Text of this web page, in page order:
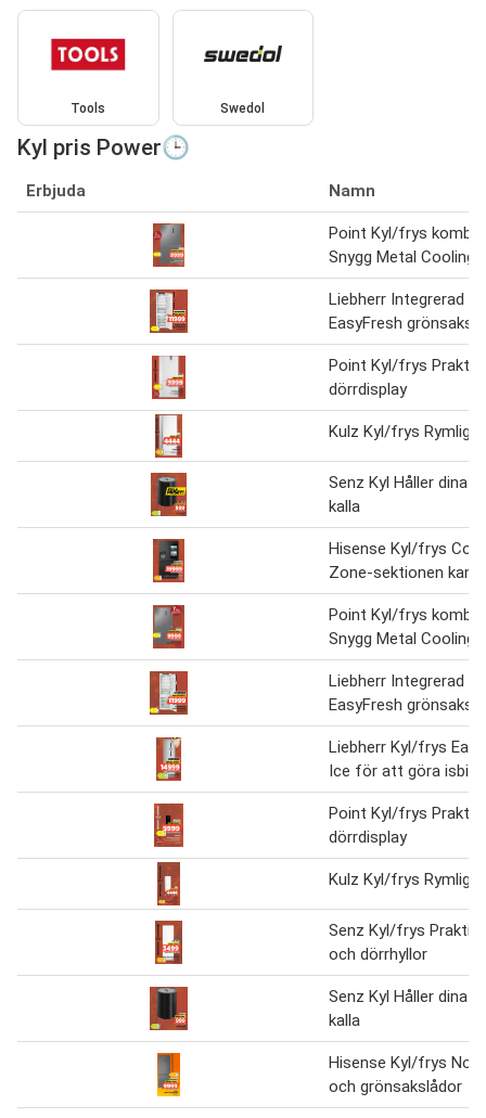
Tools Swedol
Kyl pris Power🕒
Erbjuda Namn
Point Kyl/frys
Snygg Metal
Liebherr Integrerad
EasyFresh
Point Kyl/frys
dörrdisplay
Kulz Kyl/frys Rymliga
Senz Kyl Håller dina
kalla
Hisense Kyl/frys
Zone-sektionen kan
Point Kyl/frys
Snygg Metal
Liebherr Integrerad
EasyFresh
Liebherr Kyl/frys
Ice för att göra
Point Kyl/frys
dörrdisplay
Kulz Kyl/frys Rymliga
Senz Kyl/frys
och dörrhyllor
Senz Kyl Håller dina
kalla
Hisense Kyl/frys
och grönsakslådor